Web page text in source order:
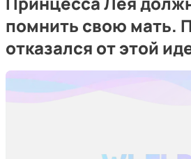
помнить свою мать.
отказался от этой